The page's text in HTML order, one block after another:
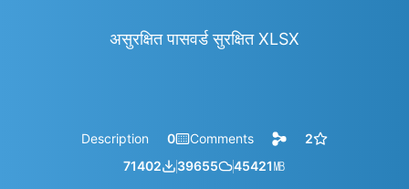
असुरक्षित पासवर्ड सुरक्षित XLSX
Description 0 Comments
2
71402
39655 45421㎆︎